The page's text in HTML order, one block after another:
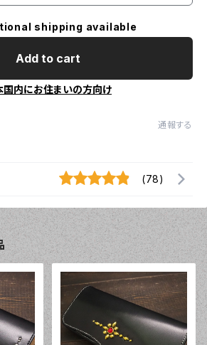
shipping available
Add to cart
国内にお住まいの方向け
通報する
(78)